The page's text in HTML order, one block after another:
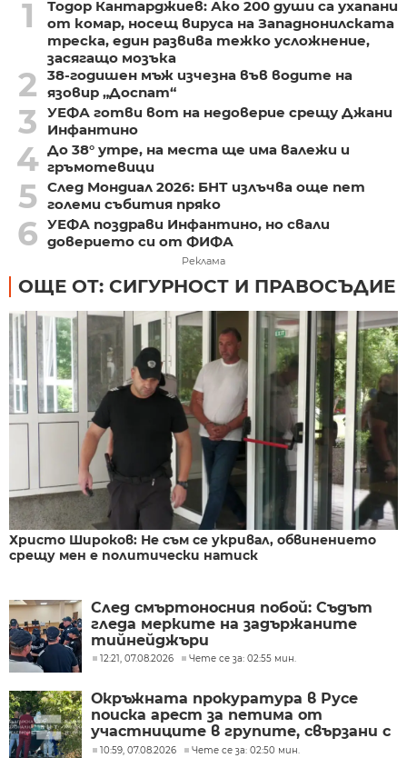
1
Тодор Кантарджиев: Ако 200 души са ухапани
от комар, носещ вируса на Западнонилската
треска, един развива тежко усложнение,
засягащо мозъка
2
38-годишен мъж изчезна във водите на
язовир „Доспат“
3
УЕФА готви вот на недоверие срещу Джани
Инфантино
4 До 38° утре, на места ще има валежи и
гръмотевици
5 След Мондиал 2026: БНТ излъчва още пет
големи събития пряко
6 УЕФА поздрави Инфантино, но свали
доверието си от ФИФА
Реклама
ОЩЕ ОТ: СИГУРНОСТ И ПРАВОСЪДИЕ
Христо Широков: Не съм се укривал, обвинението
срещу мен е политически натиск
След смъртоносния побой: Съдът
гледа мерките на задържаните
тийнейджъри
12:21, 07.08.2026 Чете се за: 02:55 мин.
Окръжната прокуратура в Русе
поиска арест за петима от
участниците в групите, свързани с
разбитата лаборатория за
10:59, 07.08.2026 Чете се за: 02:50 мин.